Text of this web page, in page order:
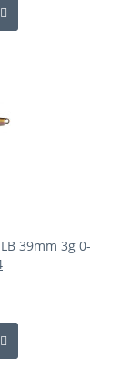
39mm 3g 0-